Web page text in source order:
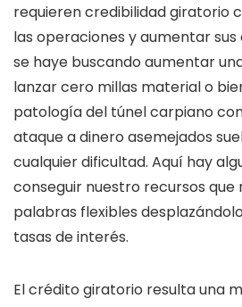
requieren credibilidad giratorio
las operaciones y aumentar
se haye buscando aumentar
lanzar cero millas material o
patologí­a del túnel carpiano
ataque a dinero asemejados
cualquier dificultad. Aquí hay
conseguir nuestro recursos que
palabras flexibles
tasas de interés.
El crédito giratorio resulta una